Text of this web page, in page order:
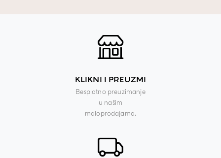
KLIKNI I PREUZMI
Besplatno preuzimanje
u našim
maloprodajama.